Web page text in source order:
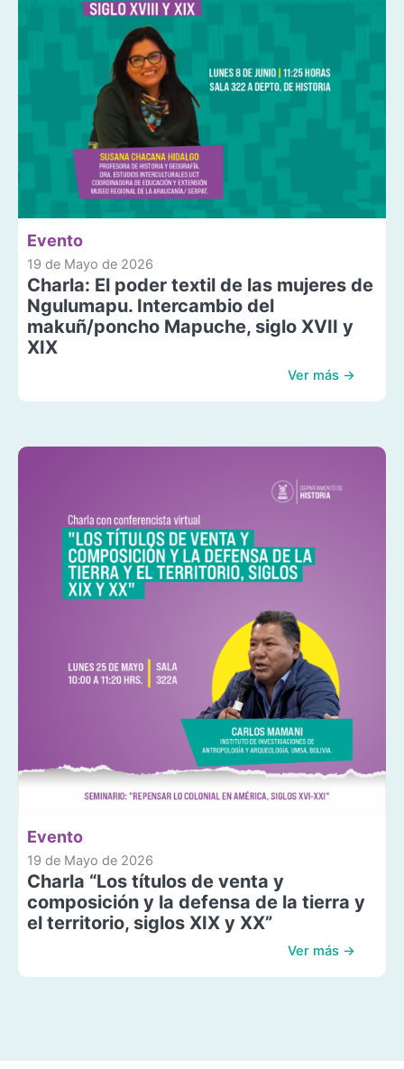
Evento
19 de Mayo de 2026
Charla: El poder textil de las mujeres de
Ngulumapu. Intercambio del
makuñ/poncho Mapuche, siglo XVII y
XIX
Ver más →
Evento
19 de Mayo de 2026
Charla “Los títulos de venta y
composición y la defensa de la tierra y
el territorio, siglos XIX y XX”
Ver más →